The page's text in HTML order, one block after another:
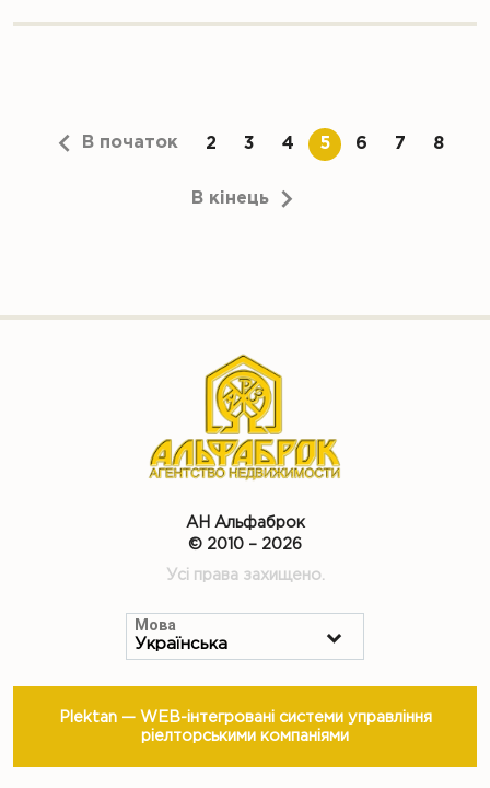
В початок 2 3 4 5 6 7 8
В кінець
АН Альфаброк
© 2010 – 2026
Усі права захищено.
Мова
Plektan— WEB-інтегровані системи управління
ріелторськими компаніями